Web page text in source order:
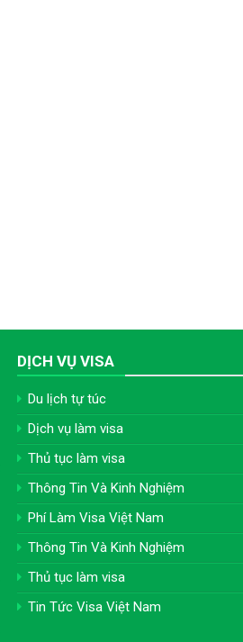
DỊCH VỤ VISA
Du lịch tự túc
Dịch vụ làm visa
Thủ tục làm visa
Thông Tin Và Kinh Nghiệm
Phí Làm Visa Việt Nam
Thông Tin Và Kinh Nghiệm
Thủ tục làm visa
Tin Tức Visa Việt Nam